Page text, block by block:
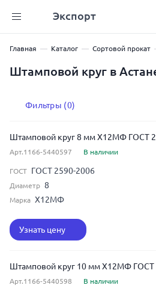
Экспорт
Главная Каталог Сортовой прокат
Штамповой круг в
Фильтры (0)
Штамповой круг 8 мм Х12МФ ГОСТ
Арт.1166-5440597 В наличии
ГОСТ ГОСТ 2590-2006
Диаметр 8
Марка Х12МФ
Узнать цену
Штамповой круг 10 мм Х12МФ ГОСТ
Арт.1166-5440598 В наличии